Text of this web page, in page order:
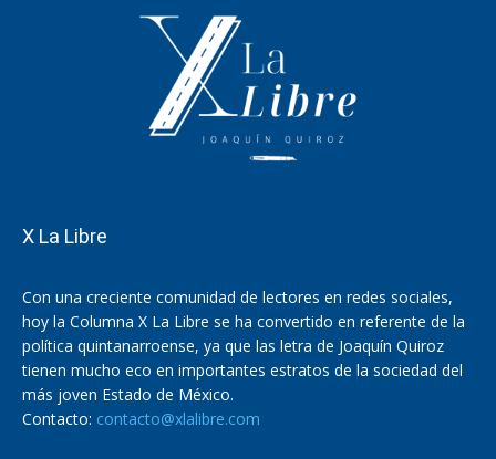
X La Libre
Con una creciente comunidad de lectores en redes sociales,
hoy la Columna X La Libre se ha convertido en referente de la
política quintanarroense, ya que las letra de Joaquín Quiroz
tienen mucho eco en importantes estratos de la sociedad del
más joven Estado de México.
Contacto: contacto@xlalibre.com